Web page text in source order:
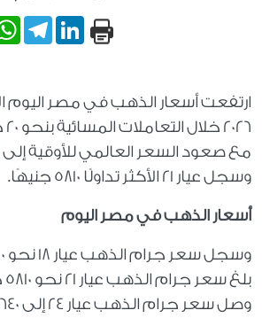
LinkedIn
وسجل عيار 21 الأكثر تداولًا 5810 جنيهًا.
أسعار الذهب في مصر اليوم
وصل سعر جرام الذهب عيار 24 إلى 6640 جنيهًا.